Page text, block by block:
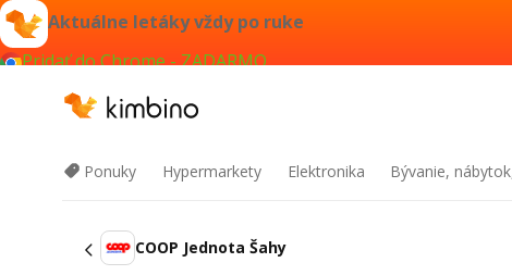
Aktuálne letáky vždy po ruke
Pridať do Chrome - ZADARMO
Ponuky Hypermarkety Elektronika Bývanie,
COOP Jednota Šahy